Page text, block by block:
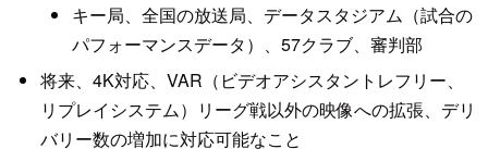
キー局、全国の放送局、データスタジアム（試合の
パフォーマンスデータ）、57クラブ、審判部
将来、4K対応、VAR（ビデオアシスタントレフリー、
リプレイシステム）リーグ戦以外の映像への拡張、デリ
バリー数の増加に対応可能なこと